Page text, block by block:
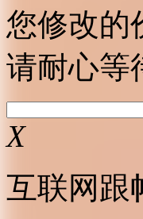
您修改的
请耐心等
X
互联网跟